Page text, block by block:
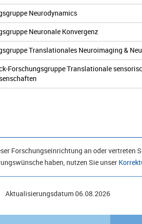
Neurodynamics
Neuronale Konvergenz
Translationales Neuroimaging &
Forschungsgruppe Translationale
Forschungseinrichtung an oder vertreten
haben, nutzen Sie unser
Aktualisierungsdatum06.08.2026